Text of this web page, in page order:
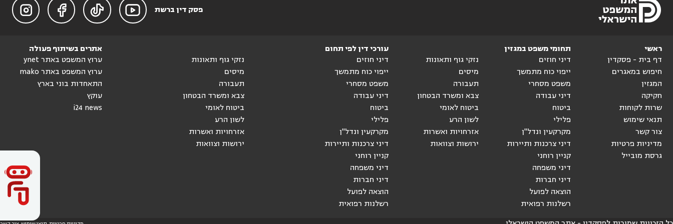
פסק דין ברשת 



ראשי
דף בית - פסקדין
חיפוש במאגרים
המגזין
חקיקה
שרות לקוחות
תנאי שימוש
צור קשר
מדיניות פרטיות
גרסת מובייל
תחומי משפט במגזין
דיני חוזים
ייפוי כוח מתמשך
משפט מסחרי
דיני עבודה
ביטוח
פלילי
מקרקעין ונדל"ן
דיני צרכנות ותיירות
קניין רוחני
דיני משפחה
דיני חברות
הוצאה לפועל
רשלנות רפואית
נזקי גוף ותאונות
מיסים
תעבורה
צבא ומשרד הבטחון
ביטוח לאומי
לשון הרע
אזרחויות ואשרות
ירושות וצוואות
עורכי דין לפי תחום
דיני חוזים
ייפוי כוח מתמשך
משפט מסחרי
דיני עבודה
ביטוח
פלילי
מקרקעין ונדל"ן
דיני צרכנות ותיירות
קניין רוחני
דיני משפחה
דיני חברות
הוצאה לפועל
רשלנות רפואית
נזקי גוף ותאונות
מיסים
תעבורה
צבא ומשרד הבטחון
ביטוח לאומי
לשון הרע
אזרחויות ואשרות
ירושות וצוואות
אתרים בשיתוף פעולה
ערוץ המשפט באתר ynet
ערוץ המשפט באתר mako
התאחדות בוני בארץ
עוקץ
i24 news